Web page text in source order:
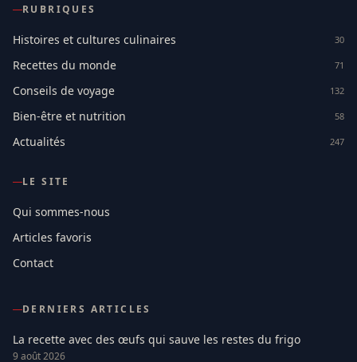
RUBRIQUES
Histoires et cultures culinaires 30
Recettes du monde 71
Conseils de voyage 132
Bien-être et nutrition 58
Actualités 247
LE SITE
Qui sommes-nous
Articles favoris
Contact
DERNIERS ARTICLES
La recette avec des œufs qui sauve les restes du frigo
9 août 2026